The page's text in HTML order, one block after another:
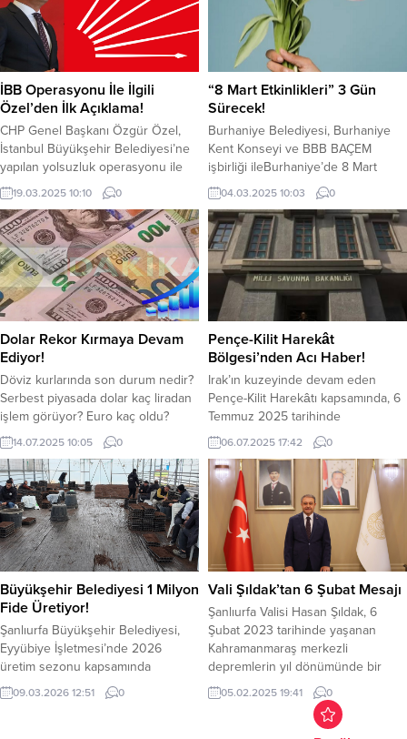
İBB Operasyonu İle İlgili
Özel’den İlk Açıklama!
CHP Genel Başkanı Özgür Özel,
İstanbul Büyükşehir Belediyesi’ne
yapılan yolsuzluk operasyonu ile
ilgili açıklama yaptı. Aralarında
İstanbul Büyükşehir Belediye
başkanı Ekrem İmamoğlu ve 105
kişi gözaltına alındığı operasyonla
ilgili Özel Şunları söyledi: “Milletin
yerine karar vermek, halkın
iradesinin yerine geçmek ya da
ona engel olmak için güç kullanmak
darbedir. Esas...
19.03.2025 10:10 0
“8 Mart Etkinlikleri” 3 Gün
Sürecek!
Burhaniye Belediyesi, Burhaniye
Kent Konseyi ve BBB BAÇEM
işbirliği ileBurhaniye’de 8 Mart
Dünya Emekçi Kadınlar Günü, 3
gün süreceketkinliklerle
kutlanacak.6 Mart Perşembe günü
başlayacak etkinliklerde,
söyleşiden atölye çalışmalarına,
sergiden tiyatroya, konserden
bisiklet turuna birçok etkinlik ile 8
Mart Dünya Emekçi Kadınlar
Günü’ne dikkat çekilecek. 6 Mart
Perşembe günü Cumhuriyet
Mahallesi...
04.03.2025 10:03 0
Dolar Rekor Kırmaya Devam
Ediyor!
Döviz kurlarında son durum nedir?
Serbest piyasada dolar kaç liradan
işlem görüyor? Euro kaç oldu?
Dolar yükselişini sürdürüyor. ABD
Başkanı Donald Trump’ın,
Meksika’ya yönelik ek gümrük
vergilerini açıklaması ve ticaret
savaşlarının tekrar kızışmasıyla
dolar yükselişini sürdürüyor. Dolar,
Euro karşısında da yükselişini
sürdürüyor. Geçtiğimiz hafta cuma
14.07.2025 10:05 0
Pençe-Kilit Harekât
Bölgesi’nden Acı Haber!
Irak’ın kuzeyinde devam eden
Pençe-Kilit Harekâtı kapsamında, 6
Temmuz 2025 tarihinde
gerçekleştirilen bir arama-tarama
faaliyeti sırasında yaşanan trajik bir
olayda, 5 kahraman askerimiz
metan gazına maruz kalarak şehit
oldu. Milli Savunma Bakanlığı (MSB),
olaya ilişkin detayları sosyal medya
hesabından kamuoyuyla paylaştı. 6
Temmuz 2025 günü, Pençe-Kilit
06.07.2025 17:42 0
Büyükşehir Belediyesi 1 Milyon
Fide Üretiyor!
Şanlıurfa Büyükşehir Belediyesi,
Eyyübiye İşletmesi’nde 2026
üretim sezonu kapsamında
çiftçilere destek olmak amacıyla 1
milyon adet biber ve patlıcan fidesi
09.03.2026 12:51 0
Vali Şıldak’tan 6 Şubat Mesajı
Şanlıurfa Valisi Hasan Şıldak, 6
Şubat 2023 tarihinde yaşanan
Kahramanmaraş merkezli
depremlerin yıl dönümünde bir
anma mesajı yayınladı. Şıldak,
mesajında, “Asrın Felaketi” olarak
nitelendirilen depremler nedeniyle
05.02.2025 19:41 0